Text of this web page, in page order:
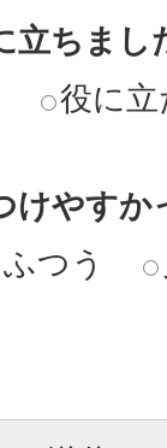
立ちまし
役に
けやすか
ふつう